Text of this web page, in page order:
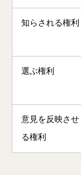
知らされる権利
選ぶ権利
意見を反映させ
る権利